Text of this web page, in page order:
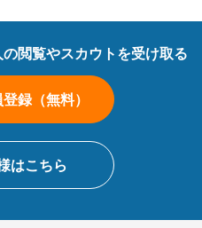
閲覧やスカウトを受け取る
録（無料）
はこちら